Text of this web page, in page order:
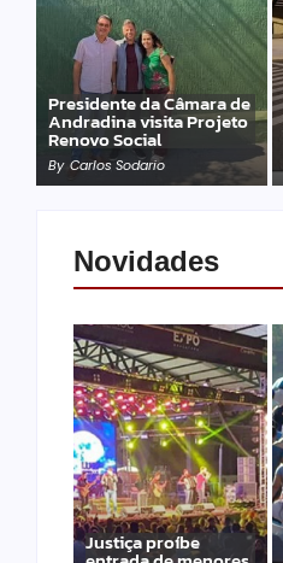
Presidente da Câmara de
Andradina visita Projeto
Renovo Social
By Carlos Sodario
Novidades
Justiça proíbe